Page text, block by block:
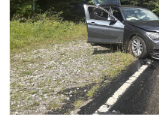
Ennetbühl SG: Heftiger
(2) und Bub (5) unter den